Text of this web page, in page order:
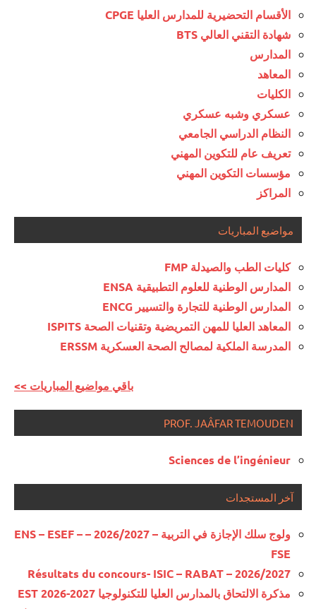
الأقسام التحضيرية للمدارس العليا CPGE
شهادة التقني العالي BTS
المدارس
المعاهد
الكليات
عسكري وشبه عسكري
النظام الدراسي الجامعي
تعريف عام للتكوين المهني
مؤسسات التكوين المهني
المراكز
مواضيع المباريات
كليات الطب والصيدلة FMP
المدارس الوطنية للعلوم التطبيقية ENSA
المدارس الوطنية للتجارة والتسيير ENCG
المعاهد العليا للمهن التمريضية وتقنيات الصحة ISPITS
المدرسة الملكية لمصالح الصحة العسكرية ERSSM
<< باقي مواضيع المباريات
PROF. JAÂFAR TEMOUDEN
Sciences de l’ingénieur
آخر المستجدات
ولوج سلك الإجازة في التربية – 2026/2027 – ENS – ESEF –
FSE
Résultats du concours- ISIC – RABAT – 2026/2027
مذكرة الالتحاق بالمدارس العليا للتكنولوجيا EST 2026-2027